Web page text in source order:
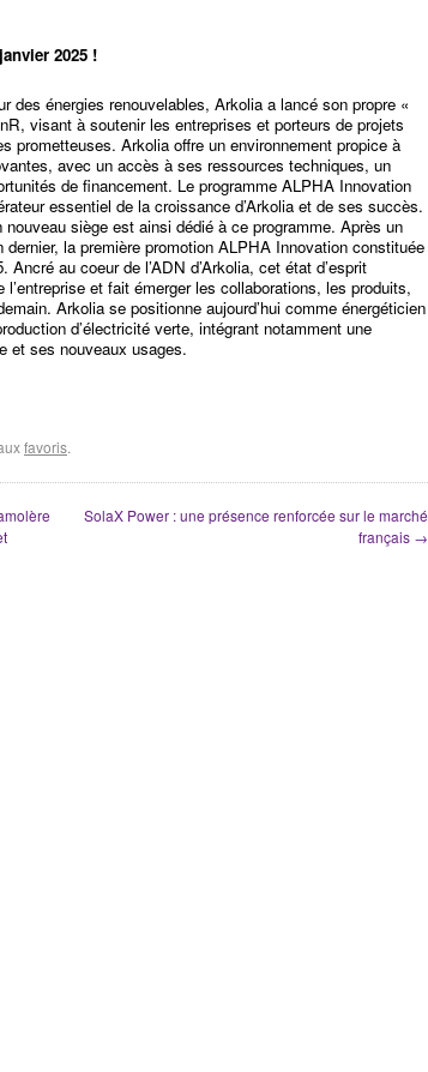
2025 !
des énergies renouvelables, Arkolia a lancé son propre «
visant à soutenir les entreprises et porteurs de projets
prometteuses. Arkolia offre un environnement propice à
avec un accès à ses ressources techniques, un
de financement. Le programme ALPHA Innovation
essentiel de la croissance d’Arkolia et de ses succès.
siège est ainsi dédié à ce programme. Après un
la première promotion ALPHA Innovation constituée
au coeur de l’ADN d’Arkolia, cet état d’esprit
l’entreprise et fait émerger les collaborations, les produits,
Arkolia se positionne aujourd’hui comme énergéticien
d’électricité verte, intégrant notamment une
et ses nouveaux usages.
favoris.
SolaX Power : une présence renforcée sur le marché
français →